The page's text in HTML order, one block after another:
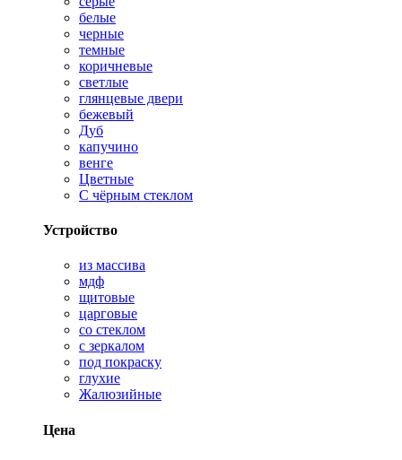
белые
черные
темные
коричневые
светлые
глянцевые двери
бежевый
Дуб
капучино
венге
Цветные
С чёрным стеклом
Устройство
из массива
мдф
щитовые
царговые
со стеклом
с зеркалом
под покраску
глухие
Жалюзийные
Цена